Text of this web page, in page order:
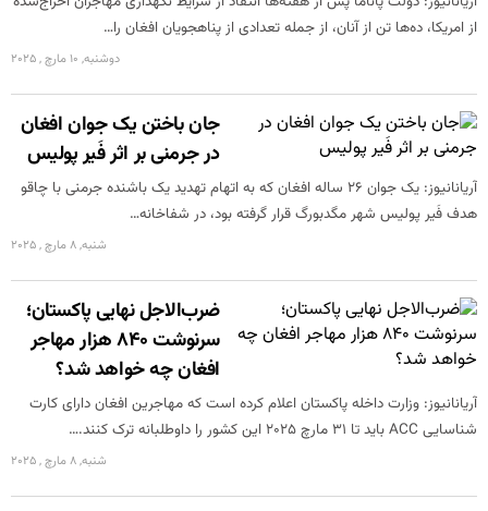
از امریکا، ده‌ها تن از آنان، از جمله تعدادی از پناهجویان افغان را…
دوشنبه, 10 مارچ , 2025
جان باختن یک جوان افغان
در جرمنی بر اثر فَیر پولیس
آریانانیوز: یک جوان ۲۶ ساله افغان که به اتهام تهدید یک باشنده جرمنی با چاقو
هدف فَیر پولیس شهر مگدبورگ قرار گرفته بود، در شفاخانه…
شنبه, 8 مارچ , 2025
ضرب‌الاجل نهایی پاکستان؛
سرنوشت ۸۴۰ هزار مهاجر
افغان چه خواهد شد؟
آریانانیوز: وزارت داخله پاکستان اعلام کرده است که مهاجرین افغان دارای کارت
شناسایی ACC باید تا ۳۱ مارچ ۲۰۲۵ این کشور را داوطلبانه ترک کنند.…
شنبه, 8 مارچ , 2025